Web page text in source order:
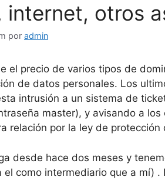
internet, otros
por admin
el precio de varios tipos de
de datos personales. Los
intrusión a un sistema de
master), y avisando a
relación por la ley de protección
desde hace dos meses y
el como intermediario que a mí)